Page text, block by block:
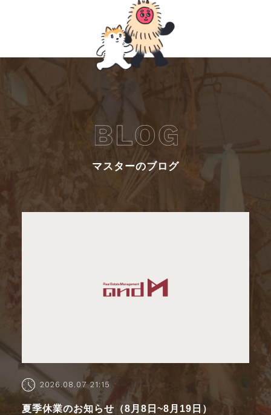
マスターのブログ
2026.08.07 21:15
夏季休業のお知らせ（8月8日~8月19日）